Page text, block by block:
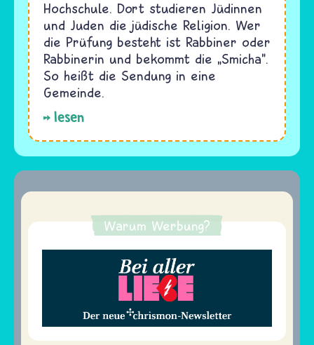
Hochschule. Dort studieren Jüdinnen
und Juden die jüdische Religion. Wer
die Prüfung besteht ist Rabbiner oder
Rabbinerin und bekommt die „Smicha".
So heißt die Sendung in eine
Gemeinde.
lesen
Warum Werbung?